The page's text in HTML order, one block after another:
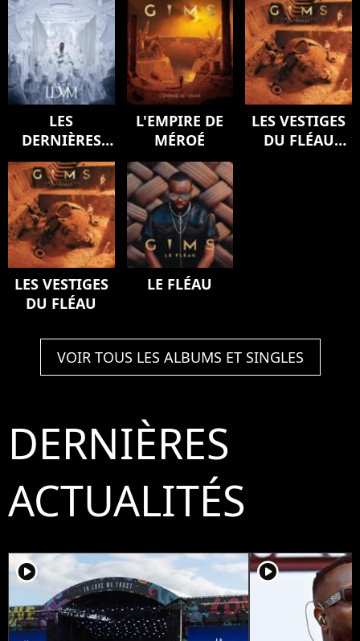
LES
DERNIÈRES
VOLONTÉS DE
MOZART
(SYMPHONY)
L'EMPIRE DE
MÉROÉ
LES VESTIGES
DU FLÉAU
LES VESTIGES
DU FLÉAU
LE FLÉAU
VOIR TOUS LES ALBUMS ET SINGLES
DERNIÈRES
ACTUALITÉS
player2 player2